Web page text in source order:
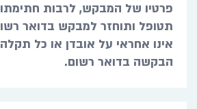
פרטיו של המבקש, לרבות
תטופל ותוחזר למבקש בדואר
אינו אחראי על אובדן או כל
הבקשה בדואר רשום.